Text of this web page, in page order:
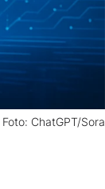
Foto: ChatGPT/Sora